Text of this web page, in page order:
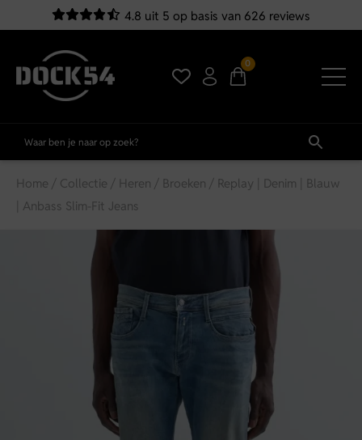
4.8 uit 5 op basis van 626 reviews
0
Home / Collectie / Heren / Broeken / Replay | Denim | Blauw
| Anbass Slim-Fit Jeans